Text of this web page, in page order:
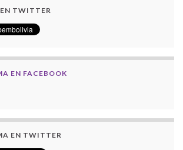
TWITTER
EN FACEBOOK
EN TWITTER